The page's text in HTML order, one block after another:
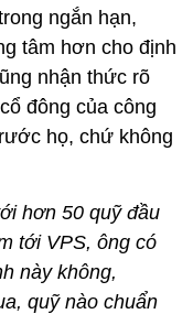
ngắn hạn,
tâm hơn cho định
nhận thức rõ
đông của công
họ, chứ không
hơn 50 quỹ đầu
tới VPS, ông có
này không,
quỹ nào chuẩn